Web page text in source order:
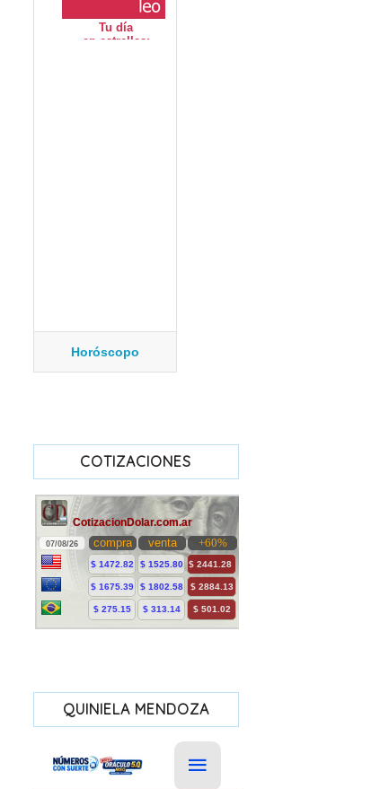
Horóscopo
COTIZACIONES
QUINIELA MENDOZA